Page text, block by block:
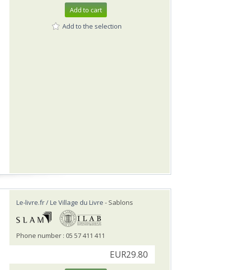
Add to cart
Add to the selection
Le-livre.fr / Le Village du Livre - Sablons
Phone number : 05 57 411 411
EUR29.80